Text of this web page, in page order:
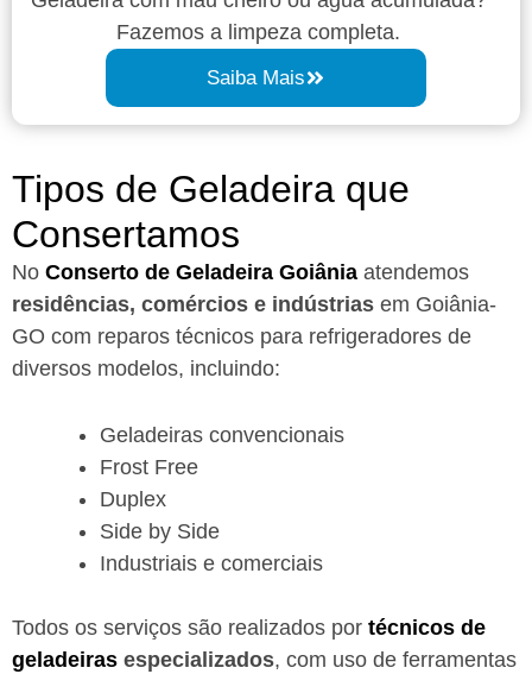
Fazemos a limpeza completa.
Saiba Mais
Tipos de Geladeira que
Consertamos
No Conserto de Geladeira Goiânia atendemos
residências, comércios e indústrias em Goiânia-
GO com reparos técnicos para refrigeradores de
diversos modelos, incluindo:
Geladeiras convencionais
Frost Free
Duplex
Side by Side
Industriais e comerciais
Todos os serviços são realizados por técnicos de
geladeiras especializados, com uso de ferramentas